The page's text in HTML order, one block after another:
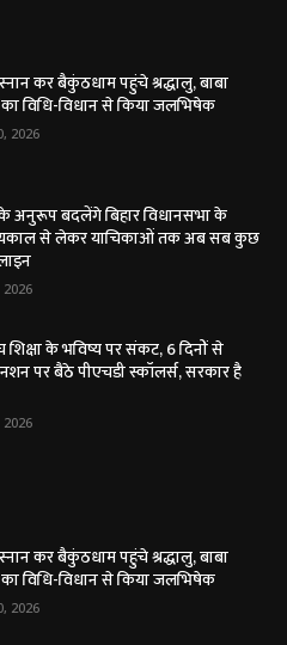
कर बैकुंठधाम पहुंचे श्रद्धालु, बाबा
विधि-विधान से किया जलभिषेक
2026
अनुरूप बदलेंगे बिहार विधानसभा के
से लेकर याचिकाओं तक अब सब कुछ
शिक्षा के भविष्य पर संकट, 6 दिनों से
पर बैठे पीएचडी स्कॉलर्स, सरकार है
कर बैकुंठधाम पहुंचे श्रद्धालु, बाबा
विधि-विधान से किया जलभिषेक
2026